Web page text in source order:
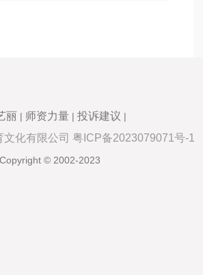
丽 | 师资力量 | 投诉建议 |
化有限公司 粤ICP备2023079071号-1
Copyright © 2002-2023